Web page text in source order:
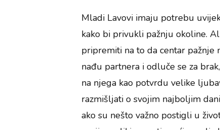
Mladi Lavovi imaju potrebu
kako bi privukli pažnju okoline.
pripremiti na to da centar pažnje
nađu partnera i odluče se za
na njega kao potvrdu velike
razmišljati o svojim najboljim
ako su nešto važno postigli u